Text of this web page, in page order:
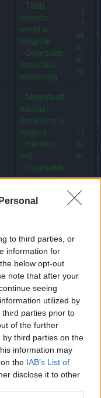
to third parties, or
information for
below opt-out
note that after your
seeing
utilized by
parties prior to
of the further
third parties on the
information may
the IAB’s List of
disclose it to other
- Több
sebzés
ennél a
tárgynál
- Gyorsabb
támadási
sebesség
-
-
a
- Megnövelt
hárítási
érték erre a
tárgyra
- Hárítási
erő
- Gyorsabb
mozgási
- A
soha
ennél a
tárgynál
- Gyorsabb
támadási
- Megnövelt
hárítási
érték erre a
tárgyra
- Hárítási
erő
- Gyorsabb